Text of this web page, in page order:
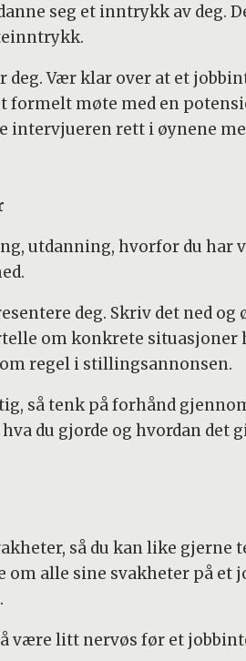
seg et inntrykk av deg.
deg. Vær klar over at et
formelt møte med en
intervjueren rett i øynene
utdanning, hvorfor du har
deg. Skriv det ned og
om konkrete situasjoner
regel i stillingsannonsen.
så tenk på forhånd
du gjorde og hvordan det
så du kan like gjerne
alle sine svakheter på et
være litt nervøs før et